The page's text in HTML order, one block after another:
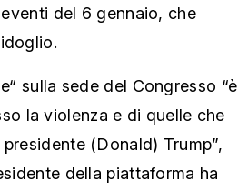
del 6 gennaio, che
sulla sede del Congresso “è
la violenza e di quelle che
(Donald) Trump”,
della piattaforma ha